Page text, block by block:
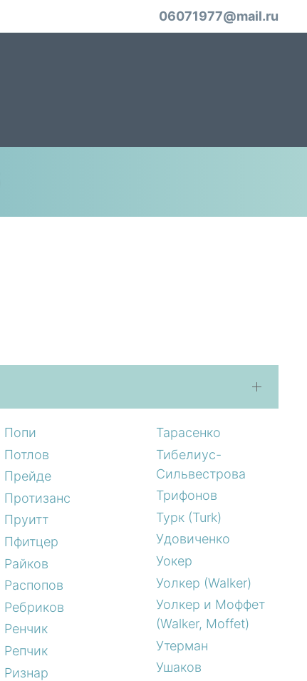
06071977@mail.ru
Попи
Потлов
Прейде
Протизанс
Пруитт
Пфитцер
Райков
Распопов
Ребриков
Ренчик
Репчик
Ризнар
Тарасенко
Тибелиус-
Сильвестрова
Трифонов
Турк (Turk)
Удовиченко
Уокер
Уолкер (Walker)
Уолкер и Моффет
(Walker, Moffet)
Утерман
Ушаков